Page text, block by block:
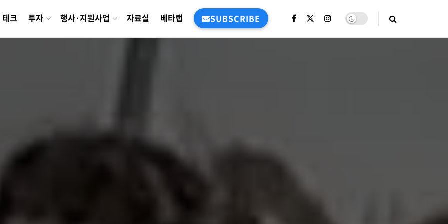
테크 투자 행사·지원사업 자료실 베타랩 SUBSCRIBE